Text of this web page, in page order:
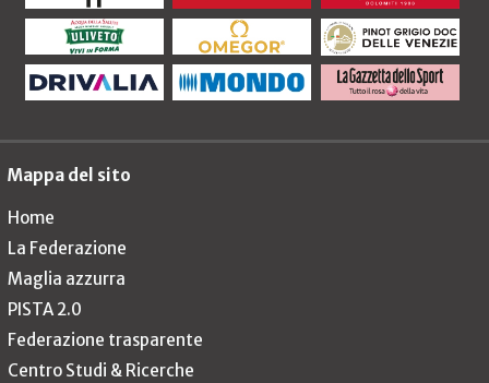
Mappa del sito
Home
La Federazione
Maglia azzurra
PISTA 2.0
Federazione trasparente
Centro Studi & Ricerche